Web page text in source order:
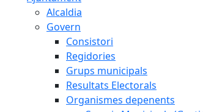
Alcaldia
Govern
Consistori
Regidories
Grups municipals
Resultats Electorals
Organismes depenents